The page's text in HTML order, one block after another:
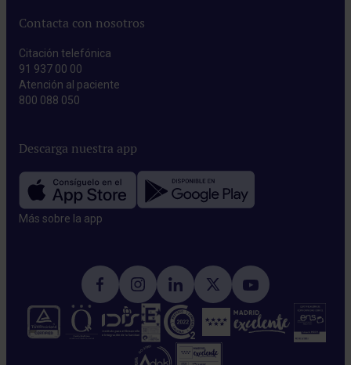
Contacta con nosotros
Citación telefónica
91 937 00 00
Atención al paciente
800 088 050
Descarga nuestra app
Más sobre la app​